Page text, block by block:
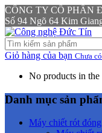
CÔNG TY CỔ PHẦN
Số 94 Ngõ 64 Kim
Giỏ hàng của bạn Chưa
No products in the
Danh mục sản
Máy chiết rót